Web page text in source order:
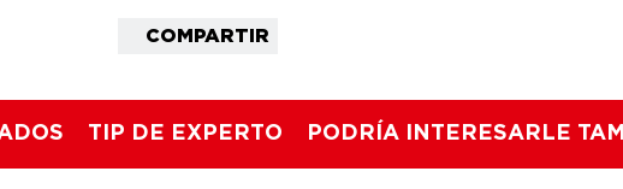
COMPARTIR
TIP DE EXPERTO PODRÍA INTERESARLE